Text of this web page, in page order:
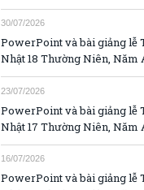
30/07/2026
PowerPoint và bài giảng lễ
Nhật 18 Thường Niên, Năm
23/07/2026
PowerPoint và bài giảng lễ
Nhật 17 Thường Niên, Năm
16/07/2026
PowerPoint và bài giảng lễ